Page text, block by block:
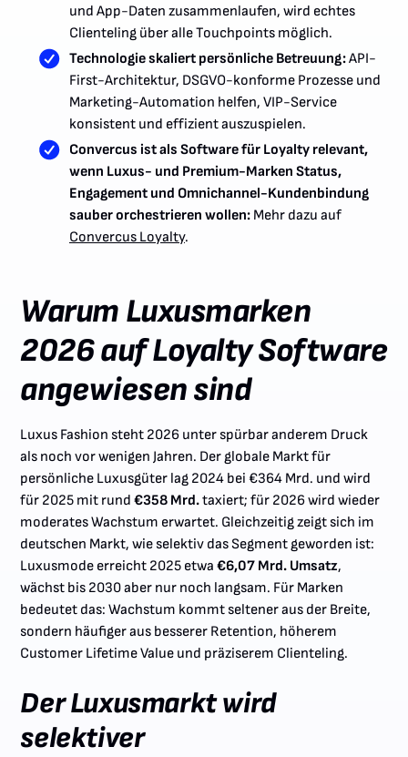
und App-Daten zusammenlaufen, wird echtes
Clienteling über alle Touchpoints möglich.
Technologie skaliert persönliche Betreuung:API-
First-Architektur, DSGVO-konforme Prozesse und
Marketing-Automation helfen, VIP-Service
konsistent und effizient auszuspielen.
Convercus ist als Software für Loyalty relevant,
wenn Luxus- und Premium-Marken Status,
Engagement und Omnichannel-Kundenbindung
sauber orchestrieren wollen:Mehr dazu auf
Convercus Loyalty.
Warum Luxusmarken
2026 auf Loyalty Software
angewiesen sind
Luxus Fashion steht 2026 unter spürbar anderem Druck
als noch vor wenigen Jahren. Der globale Markt für
persönliche Luxusgüter lag 2024 bei €364 Mrd. und wird
für 2025 mit rund€358 Mrd.taxiert; für 2026 wird wieder
moderates Wachstum erwartet. Gleichzeitig zeigt sich im
deutschen Markt, wie selektiv das Segment geworden ist:
Luxusmode erreicht 2025 etwa€6,07 Mrd. Umsatz,
wächst bis 2030 aber nur noch langsam. Für Marken
bedeutet das: Wachstum kommt seltener aus der Breite,
sondern häufiger aus besserer Retention, höherem
Customer Lifetime Value und präziserem Clienteling.
Der Luxusmarkt wird
selektiver